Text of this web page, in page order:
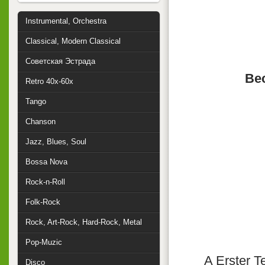
A Erster
Instrumental, Orchestra
Classical, Modern Classical
Советская Эстрада
Retro 40x-60x
Tango
Chanson
Jazz, Blues, Soul
Bossa Nova
Rock-n-Roll
Folk-Rock
Rock, Art-Rock, Hard-Rock, Metal
Pop-Muzic
Disco